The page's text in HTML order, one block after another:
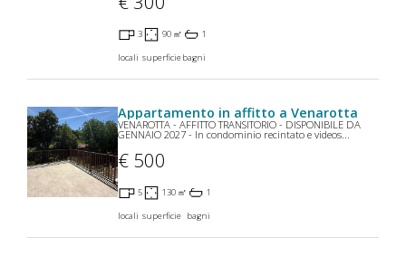
3
locali
90 ㎡
superficie
1
bagni
Appartamento in affitto a Venarotta
VENAROTTA - AFFITTO TRANSITORIO - DISPONIBILE DA
GENNAIO 2027 - In condominio recintato e videos...
€ 500
5
locali
130 ㎡
superficie
1
bagni